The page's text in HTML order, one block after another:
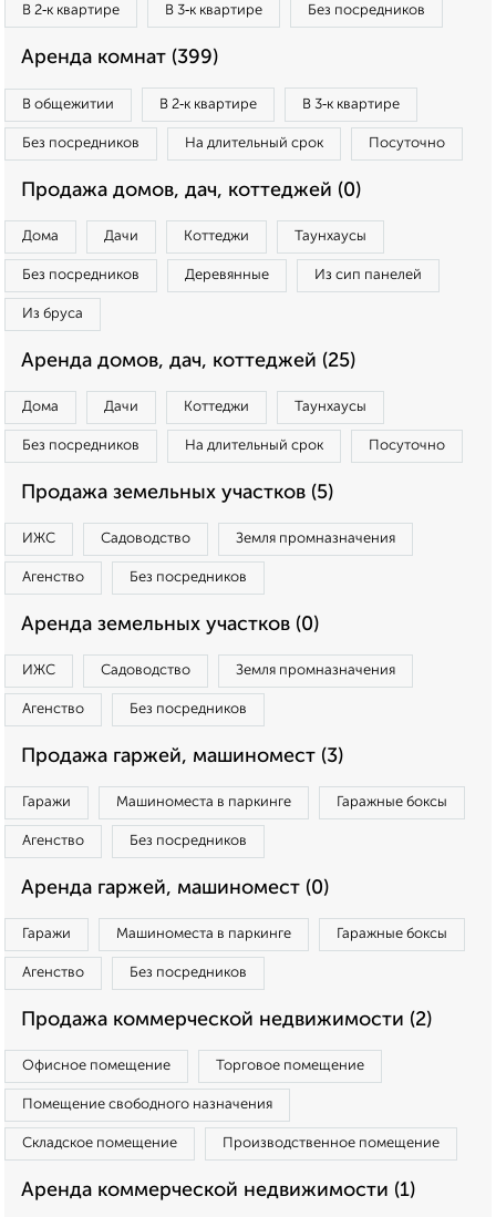
В 2‑к квартире В 3‑к квартире Без посредников
Аренда комнат (399)
В общежитии В 2‑к квартире В 3‑к квартире
Без посредников На длительный срок Посуточно
Продажа домов, дач, коттеджей (0)
Дома Дачи Коттеджи Таунхаусы
Без посредников Деревянные Из сип панелей
Из бруса
Аренда домов, дач, коттеджей (25)
Дома Дачи Коттеджи Таунхаусы
Без посредников На длительный срок Посуточно
Продажа земельных участков (5)
ИЖС Садоводство Земля промназначения
Агенство Без посредников
Аренда земельных участков (0)
ИЖС Садоводство Земля промназначения
Агенство Без посредников
Продажа гаржей, машиномест (3)
Гаражи Машиноместа в паркинге Гаражные боксы
Агенство Без посредников
Аренда гаржей, машиномест (0)
Гаражи Машиноместа в паркинге Гаражные боксы
Агенство Без посредников
Продажа коммерческой недвижимости (2)
Офисное помещение Торговое помещение
Помещение свободного назначения
Складское помещение Производственное помещение
Аренда коммерческой недвижимости (1)